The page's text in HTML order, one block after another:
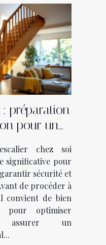
préparation
pour un
chez soi
significative pour
sécurité et
de procéder à
convient de bien
pour optimiser
assurer un